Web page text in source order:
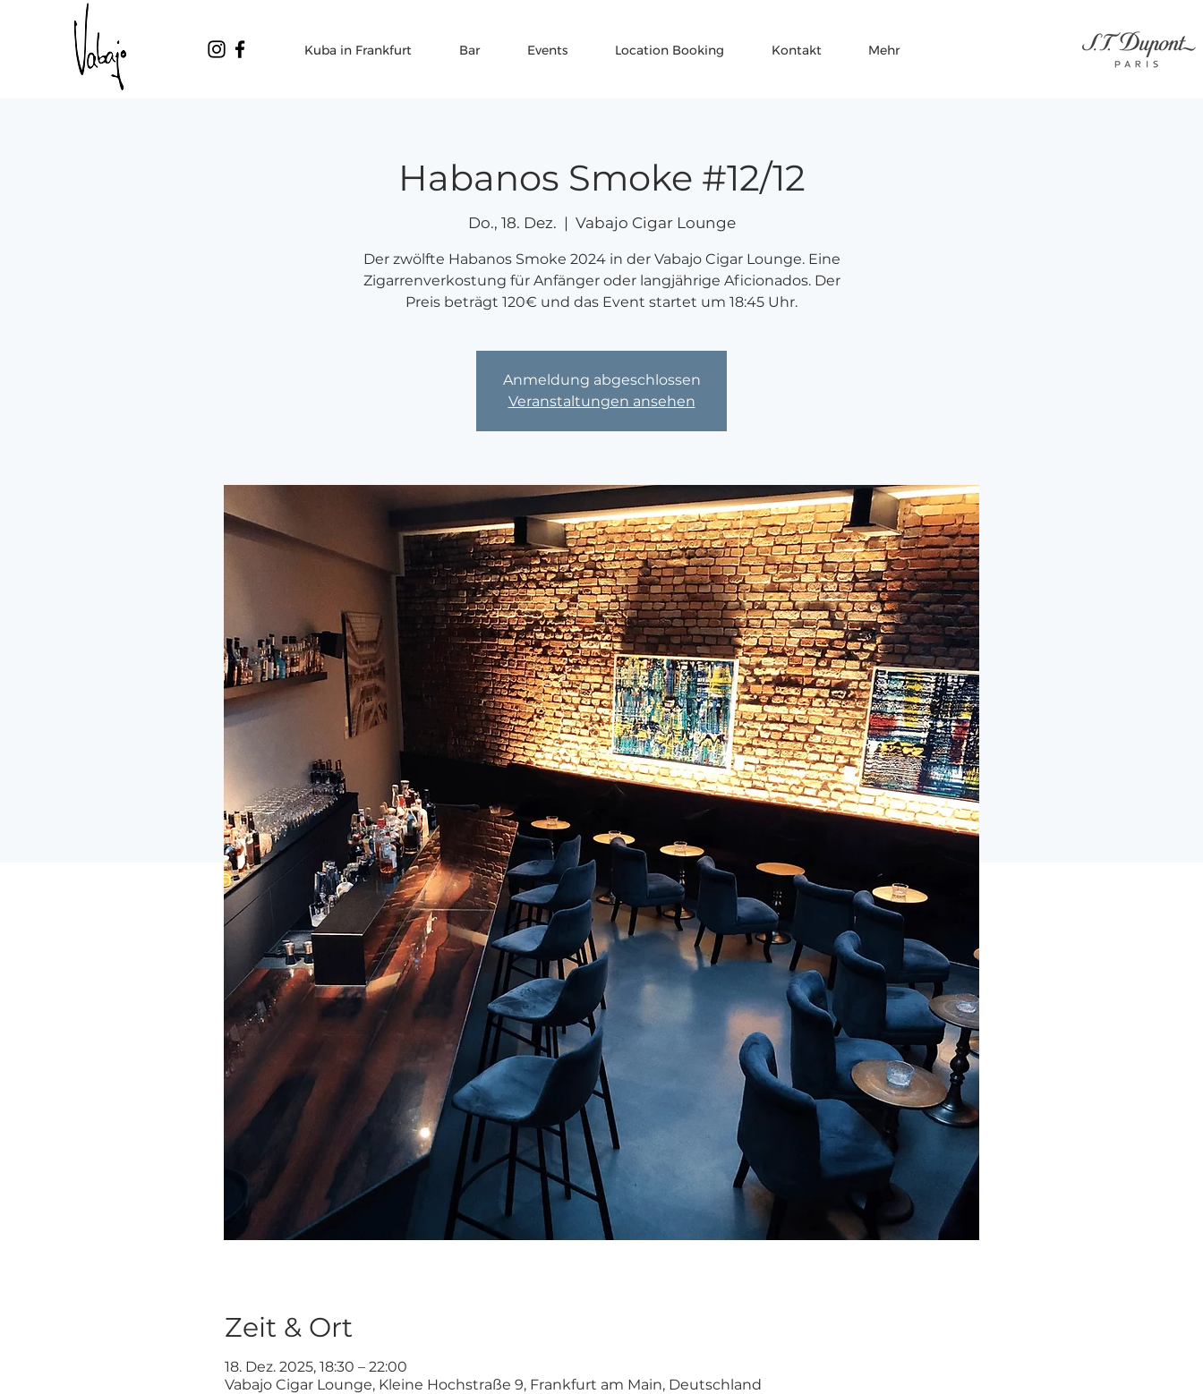
Kuba in Frankfurt Bar Events Location Booking Kontakt Mehr
Habanos Smoke #12/12
Do., 18. Dez.
  |
Vabajo Cigar Lounge
Der zwölfte Habanos Smoke 2024 in der Vabajo Cigar Lounge. Eine
Zigarrenverkostung für Anfänger oder langjährige Aficionados. Der
Preis beträgt 120€ und das Event startet um 18:45 Uhr.
Anmeldung abgeschlossen
Veranstaltungen ansehen
Zeit & Ort
18. Dez. 2025, 18:30 – 22:00
Vabajo Cigar Lounge, Kleine Hochstraße 9, Frankfurt am Main, Deutschland